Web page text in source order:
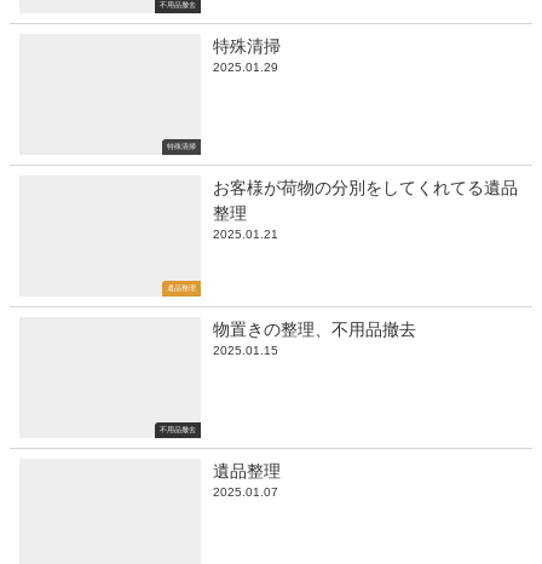
不用品撤去
特殊清掃
特殊清掃
2025.01.29
遺品整理
お客様が荷物の分別をしてくれてる遺品
整理
2025.01.21
不用品撤去
物置きの整理、不用品撤去
2025.01.15
遺品整理
2025.01.07